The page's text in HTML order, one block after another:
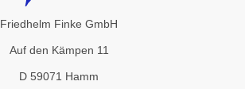
Friedhelm Finke GmbH
Auf den Kämpen 11
D 59071 Hamm